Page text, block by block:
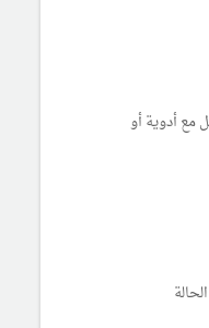
مع أدوية أو